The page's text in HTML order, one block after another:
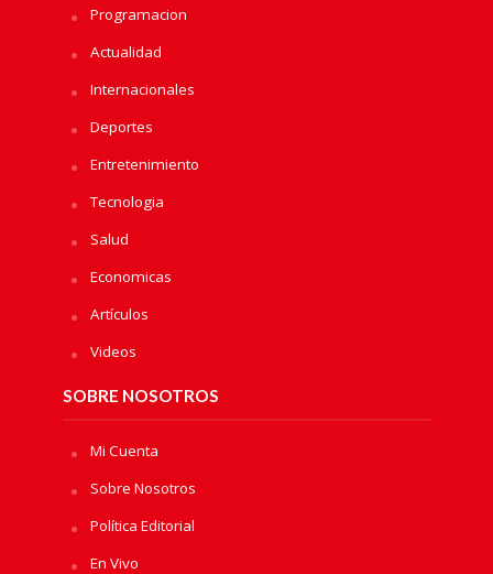
Programacion
Actualidad
Internacionales
Deportes
Entretenimiento
Tecnologia
Salud
Economicas
Artículos
Videos
SOBRE NOSOTROS
Mi Cuenta
Sobre Nosotros
Política Editorial
En Vivo